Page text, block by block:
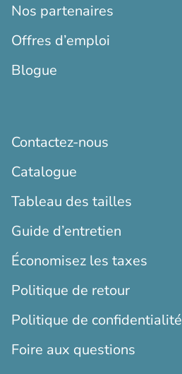
Nos partenaires
Offres d’emploi
Blogue
Contactez-nous
Catalogue
Tableau des tailles
Guide d’entretien
Économisez les taxes
Politique de retour
Politique de confidentialité
Foire aux questions